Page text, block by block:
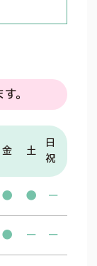
。
金 土
日
祝
● ● －
● － －